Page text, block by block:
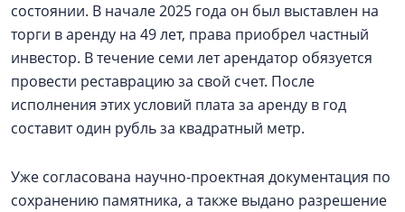
состоянии. В начале 2025 года он был выставлен на
торги в аренду на 49 лет, права приобрел частный
инвестор. В течение семи лет арендатор обязуется
провести реставрацию за свой счет. После
исполнения этих условий плата за аренду в год
составит один рубль за квадратный метр.
Уже согласована научно-проектная документация по
сохранению памятника, а также выдано разрешение